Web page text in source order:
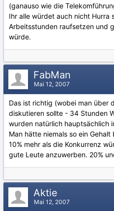
(ganauso wie die
Ihr alle würdet auch nicht Hurra
Arbeitsstunden raufsetzen und
würde.
FabMan
Mai 12, 2007
Das ist richtig (wobei man über
diskutieren sollte - 34 Stunden
wurden natürlich hauptsächlich
Man hätte niemals so ein
10% mehr als die Konkurrenz
gute Leute anzuwerben. 20%
Aktie
Mai 12, 2007